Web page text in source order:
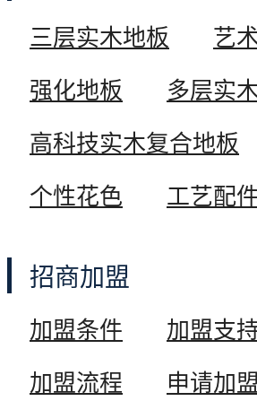
多层实木地板
高科技实木复合地板
工艺配件
招商加盟
三层实木地板 艺
强化地板 多层实
高科技实木复合地板
个性花色 工艺配
招商加盟
加盟条件 加盟支
加盟流程 申请加盟